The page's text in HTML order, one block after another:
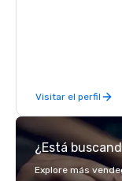
Visitar el perfil
¿Está
Explore más